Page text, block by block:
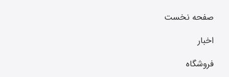
صفحه نخست
اخبار
فروشگاه